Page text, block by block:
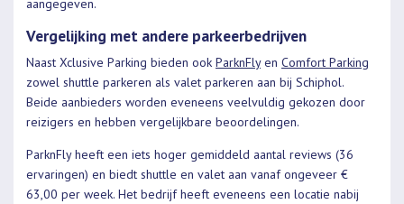
Vergelijking met andere parkeerbedrijven
Naast Xclusive Parking bieden ook ParknFlyen Comfort Parking
zowel shuttle parkeren als valet parkeren aan bij Schiphol.
Beide aanbieders worden eveneens veelvuldig gekozen door
reizigers en hebben vergelijkbare beoordelingen.
ParknFly heeft een iets hoger gemiddeld aantal reviews (36
ervaringen) en biedt shuttle en valet aan vanaf ongeveer €
63,00 per week. Het bedrijf heeft eveneens een locatie nabij